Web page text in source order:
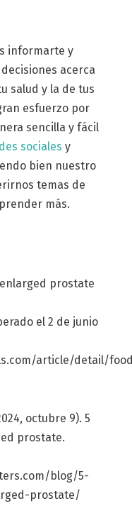
informarte y
acerca
salud y la de tus
esfuerzo por
sencilla y fácil
sociales y
bien nuestro
temas de
más.
prostate
el 2 de junio
article/detail/
octubre 9). 5
prostate.
blog/5-
prostate/